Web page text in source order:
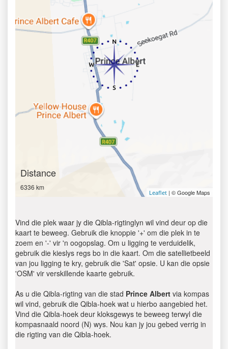
Distance
6336 km
Leaflet | © Google Maps
Vind die plek waar jy die Qibla-rigtinglyn wil vind deur op die
kaart te beweeg. Gebruik die knoppie '+' om die plek in te
zoem en '-' vir 'n oogopslag. Om u ligging te verduidelik,
gebruik die kieslys regs bo in die kaart. Om die satellietbeeld
van jou ligging te kry, gebruik die 'Sat' opsie. U kan die opsie
'OSM' vir verskillende kaarte gebruik.
As u die Qibla-rigting van die stad Prince Albert via kompas
wil vind, gebruik die Qibla-hoek wat u hierbo aangebied het.
Vind die Qibla-hoek deur kloksgewys te beweeg terwyl die
kompasnaald noord (N) wys. Nou kan jy jou gebed verrig in
die rigting van die Qibla-hoek.